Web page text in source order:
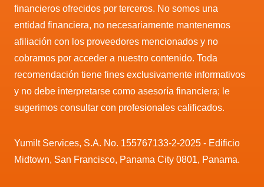
financieros ofrecidos por terceros. No somos una
entidad financiera, no necesariamente mantenemos
afiliación con los proveedores mencionados y no
cobramos por acceder a nuestro contenido. Toda
recomendación tiene fines exclusivamente informativos
y no debe interpretarse como asesoría financiera; le
sugerimos consultar con profesionales calificados.
Yumilt Services, S.A. No. 155767133-2-2025 - Edificio
Midtown, San Francisco, Panama City 0801, Panama.